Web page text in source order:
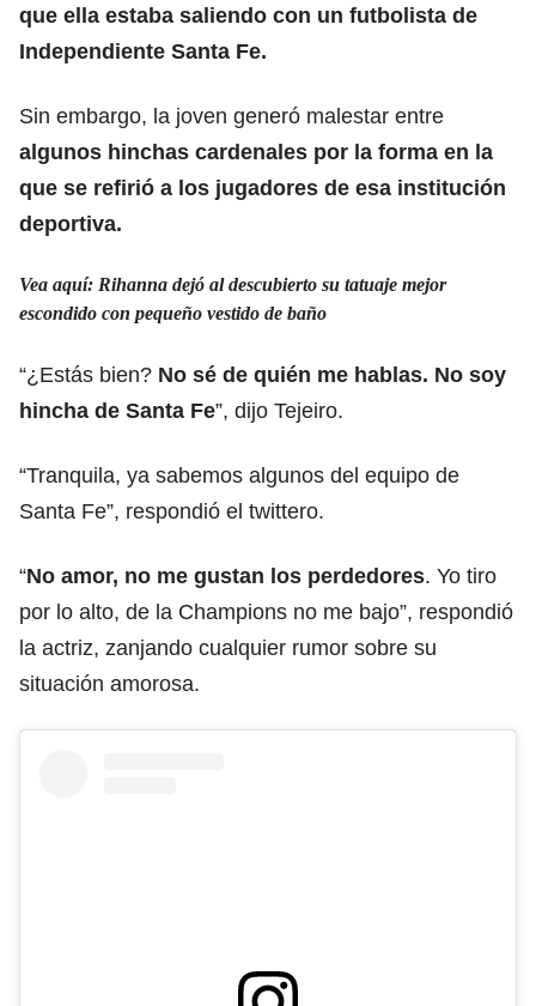
que ella estaba saliendo con un futbolista de
Independiente Santa Fe.
Sin embargo, la joven generó malestar entre
algunos hinchas cardenales por la forma en la
que se refirió a los jugadores de esa institución
deportiva.
Vea aquí: Rihanna dejó al descubierto su tatuaje mejor
escondido con pequeño vestido de baño
“¿Estás bien? No sé de quién me hablas. No soy
hincha de Santa Fe”, dijo Tejeiro.
“Tranquila, ya sabemos algunos del equipo de
Santa Fe”, respondió el twittero.
“No amor, no me gustan los perdedores. Yo tiro
por lo alto, de la Champions no me bajo”, respondió
la actriz, zanjando cualquier rumor sobre su
situación amorosa.